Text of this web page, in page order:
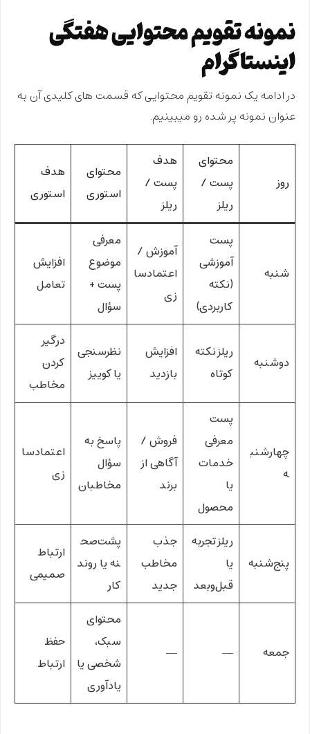
نمونه تقویم محتوایی هفتگی
اینستاگرام
در ادامه یک نمونه تقویم محتوایی که قسمت های کلیدی آن به
عنوان نمونه پر شده رو میبینیم.
روز
محتوای
پست /
ریلز
هدف
پست /
ریلز
محتوای
استوری
هدف
استوری
شنبه
پست
آموزشی
(نکته
کاربردی)
آموزش /
اعتمادسا
زی
معرفی
موضوع
پست +
سؤال
افزایش
تعامل
دوشنبه
ریلز نکته
کوتاه
افزایش
بازدید
نظرسنجی
یا کوییز
درگیر
کردن
مخاطب
چهارشنب
ه
پست
معرفی
خدمات
یا
محصول
فروش /
آگاهی از
برند
پاسخ به
سؤال
مخاطبان
اعتمادسا
زی
پنج‌شنبه
ریلز تجربه
یا
قبل‌و‌بعد
جذب
مخاطب
جدید
پشت‌صح
نه یا روند
کار
ارتباط
صمیمی
جمعه —
—
محتوای
سبک،
شخصی یا
یادآوری
حفظ
ارتباط